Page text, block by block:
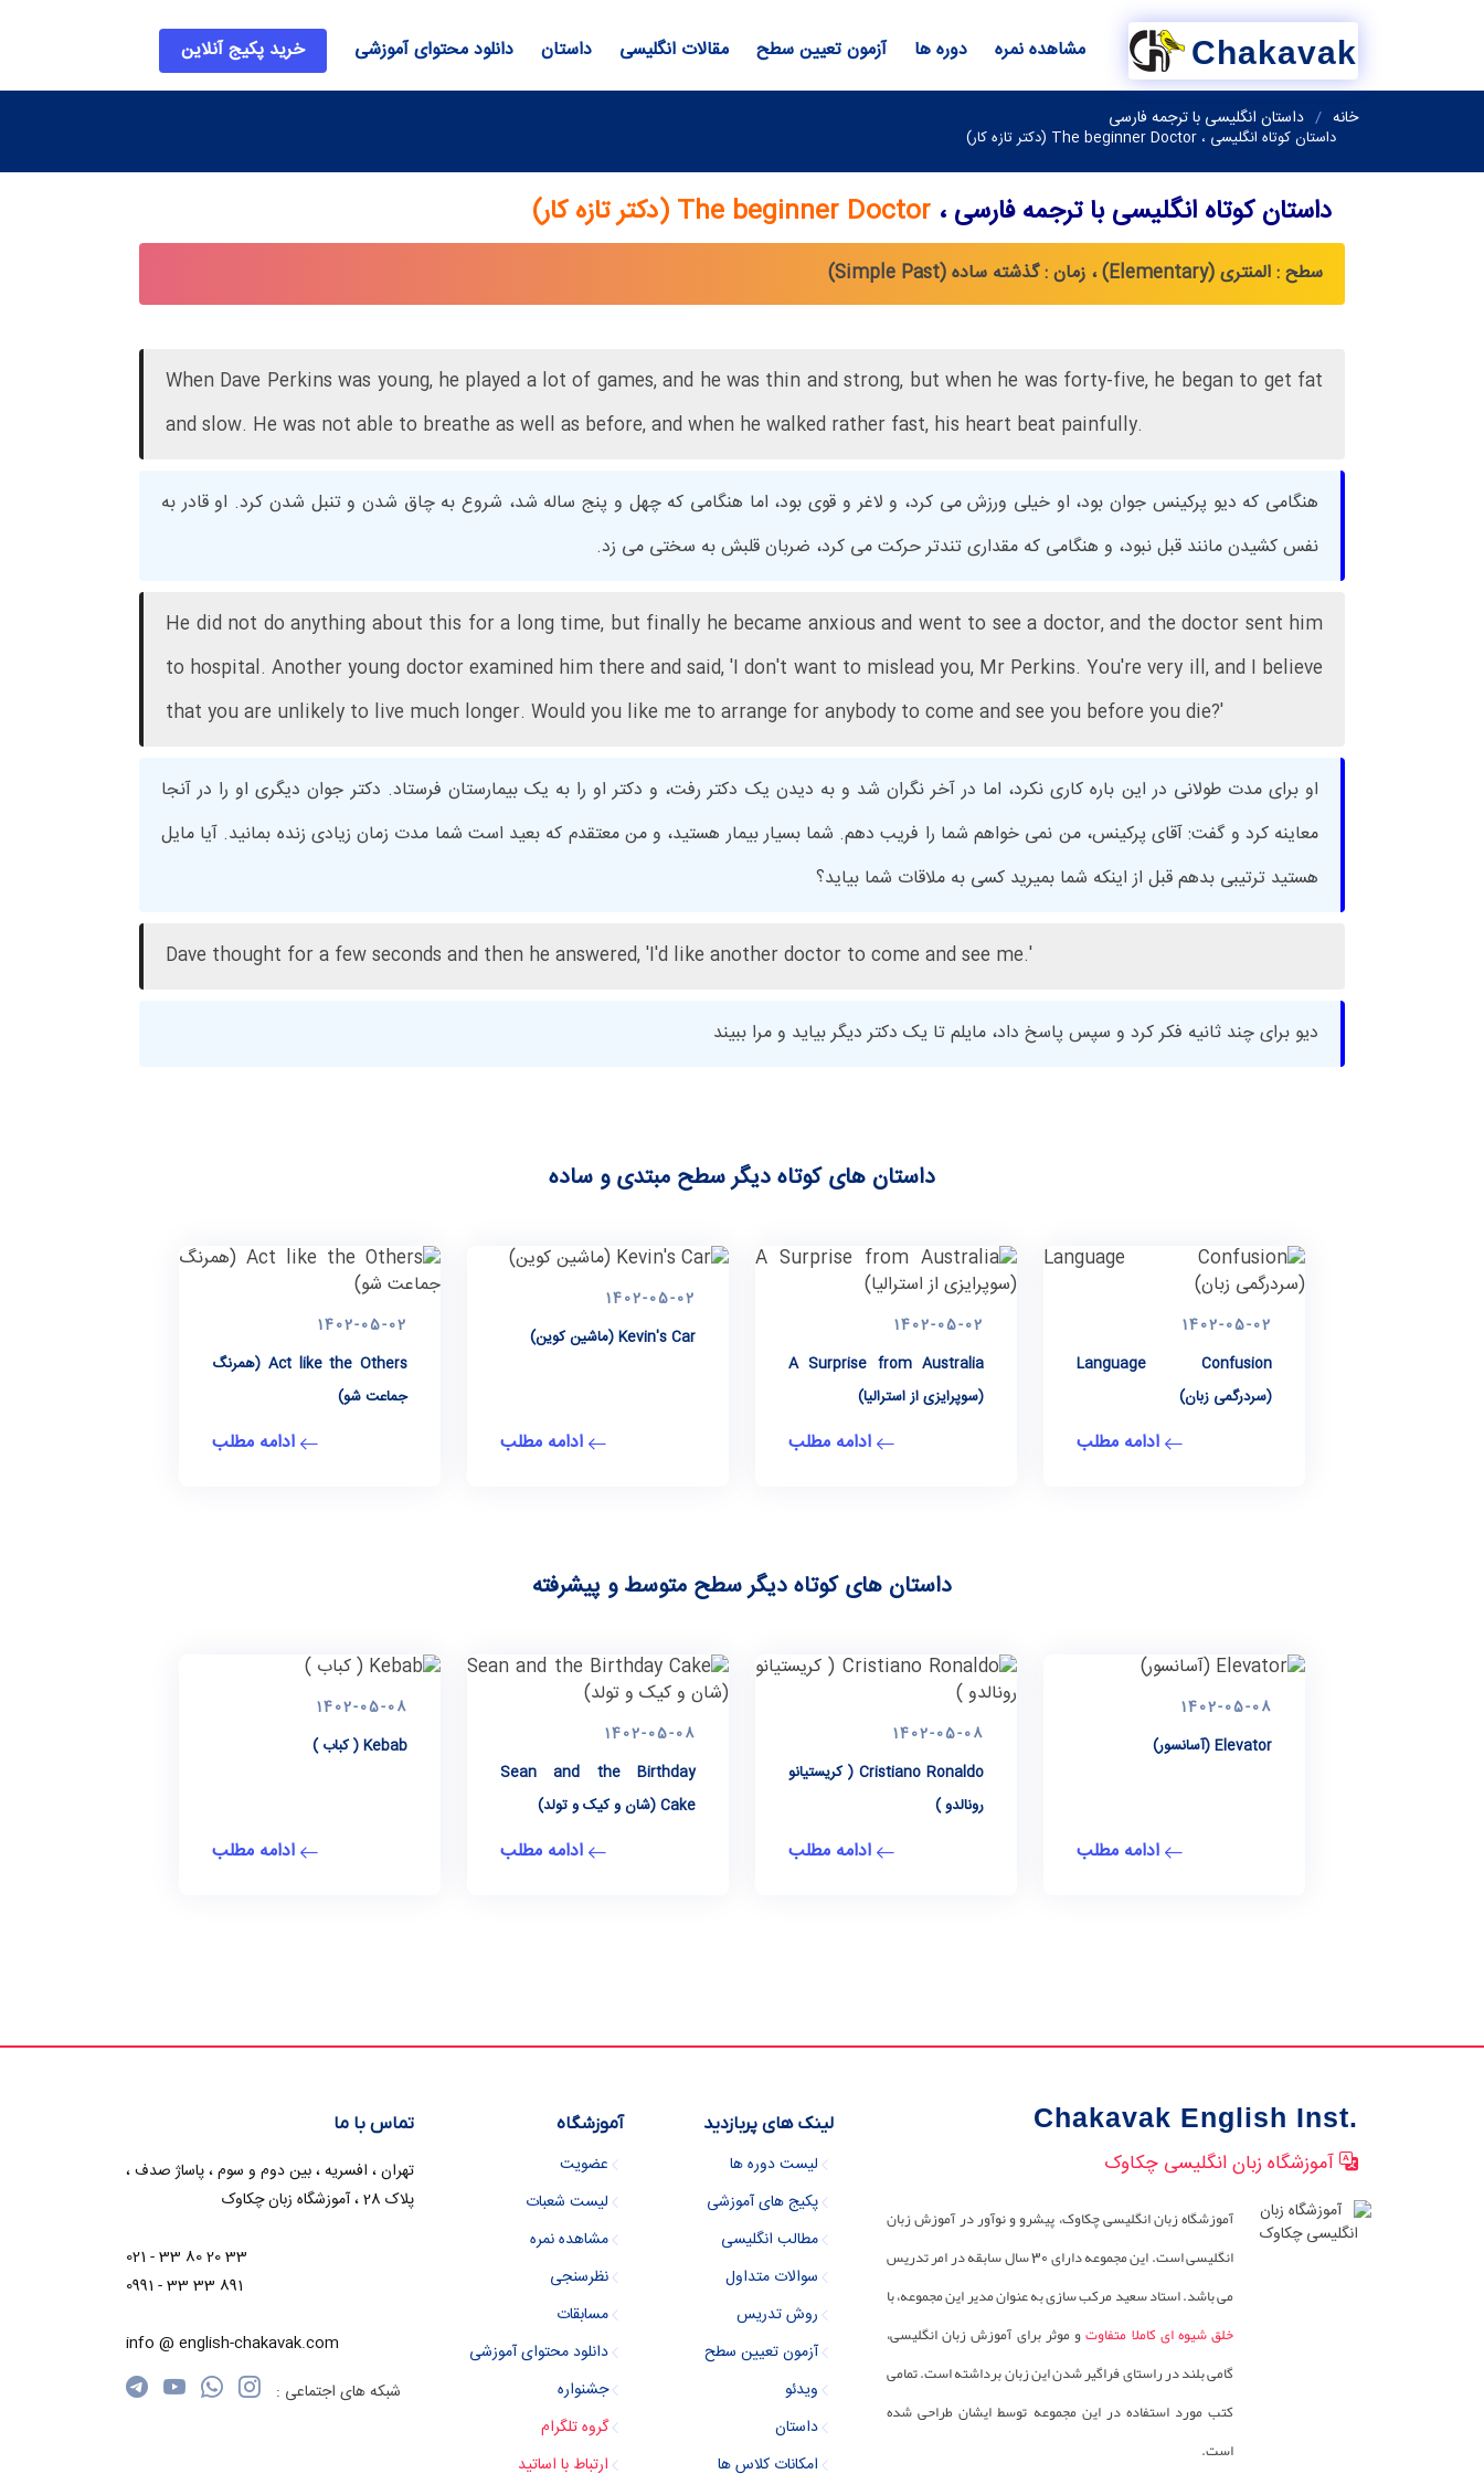
Chakavak مشاهده نمره دوره ها آزمون تعیین سطح مقالات انگلیسی داستان دانلود محتوای آموزشی خرید پکیج آنلاین
خانه داستان انگلیسی با ترجمه فارسی
داستان کوتاه انگلیسی ، The beginner Doctor (دكتر تازه كار)
داستان کوتاه انگلیسی با ترجمه فارسی ، The beginner Doctor (دكتر تازه كار)
سطح : المنتری (Elementary) ، زمان : گذشته ساده (Simple Past)
When Dave Perkins was young, he played a lot of games, and he was thin and strong, but when he was forty-five, he began to get fat
and slow. He was not able to breathe as well as before, and when he walked rather fast, his heart beat painfully.
هنگامی که دیو پرکینس جوان بود، او خیلی ورزش می کرد، و لاغر و قوی بود، اما هنگامی که چهل و پنج ساله شد، شروع به چاق شدن و تنبل شدن کرد. او قادر به
نفس کشیدن مانند قبل نبود، و هنگامی که مقداری تندتر حرکت می کرد، ضربان قلبش به سختی می زد.
He did not do anything about this for a long time, but finally he became anxious and went to see a doctor, and the doctor sent him
to hospital. Another young doctor examined him there and said, 'I don't want to mislead you, Mr Perkins. You're very ill, and I believe
that you are unlikely to live much longer. Would you like me to arrange for anybody to come and see you before you die?'
او برای مدت طولانی در این باره کاری نکرد، اما در آخر نگران شد و به دیدن یک دکتر رفت، و دکتر او را به یک بیمارستان فرستاد. دکتر جوان دیگری او را در آنجا
معاینه کرد و گفت: آقای پرکینس، من نمی خواهم شما را فریب دهم. شما بسیار بیمار هستید، و من معتقدم که بعید است شما مدت زمان زیادی زنده بمانید. آیا مایل
هستید ترتیبی بدهم قبل از اینکه شما بمیرید کسی به ملاقات شما بیاید؟
Dave thought for a few seconds and then he answered, 'I'd like another doctor to come and see me.'
ديو برای چند ثانيه فكر كرد و سپس پاسخ داد، مايلم تا يک دكتر ديگر بيايد و مرا ببيند
داستان های کوتاه دیگر سطح مبتدی و ساده
1402-05-02
Language Confusion
(سردرگمی زبان)
ادامه مطلب
1402-05-02
A Surprise from Australia
(سوپرایزی از استرالیا)
ادامه مطلب
1402-05-02
Kevin's Car (ماشین کوین)
ادامه مطلب
1402-05-02
Act like the Others (همرنگ
جماعت شو)
ادامه مطلب
داستان های کوتاه دیگر سطح متوسط و پیشرفته
1402-05-08
Elevator (آسانسور)
ادامه مطلب
1402-05-08
Cristiano Ronaldo ( کریستیانو
رونالدو )
ادامه مطلب
1402-05-08
Sean and the Birthday
Cake (شان و کیک و تولد)
ادامه مطلب
1402-05-08
Kebab ( کباب )
ادامه مطلب
Chakavak English Inst.
آموزشگاه زبان انگلیسی چکاوک
آموزشگاه زبان انگلیسی چکاوک، پیشرو و نوآور در آموزش زبان
انگلیسی است. این مجموعه دارای 30 سال سابقه در امر تدریس
می باشد. استاد سعید مرکب سازی به عنوان مدیر این مجموعه، با
خلق شیوه ای کاملا متفاوتو موثر برای آموزش زبان انگلیسی،
گامی بلند در راستای فراگیر شدن این زبان برداشته است. تمامی
کتب مورد استفاده در این مجموعه توسط ایشان طراحی شده
است.
لینک های پربازدید
لیست دوره ها
پکیج های آموزشی
مطالب انگلیسی
سوالات متداول
روش تدریس
آزمون تعیین سطح
ویدئو
داستان
امکانات کلاس ها
آموزشگاه
عضویت
لیست شعبات
مشاهده نمره
نظرسنجی
مسابقات
دانلود محتوای آموزشی
جشنواره
گروه تلگرام
ارتباط با اساتید
تماس با ما
تهران ، افسریه ، بین دوم و سوم ، پاساژ صدف ،
پلاک 28 ، آموزشگاه زبان چکاوک
021 - 33 80 20 33
0991 - 33 33 891
info @ english-chakavak.com
شبکه های اجتماعی :